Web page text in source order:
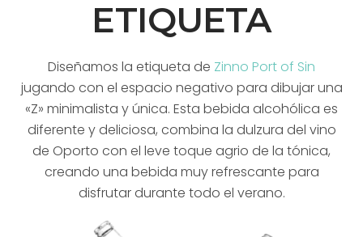
ETIQUETA
Diseñamos la etiqueta de Zinno Port of Sin
jugando con el espacio negativo para dibujar una
«Z» minimalista y única. Esta bebida alcohólica es
diferente y deliciosa, combina la dulzura del vino
de Oporto con el leve toque agrio de la tónica,
creando una bebida muy refrescante para
disfrutar durante todo el verano.